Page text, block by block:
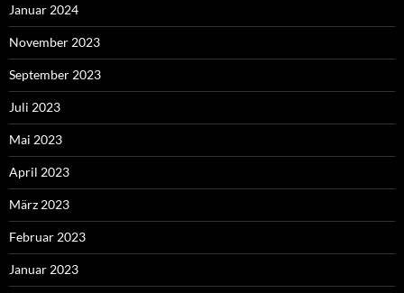
Januar 2024
November 2023
September 2023
Juli 2023
Mai 2023
April 2023
März 2023
Februar 2023
Januar 2023